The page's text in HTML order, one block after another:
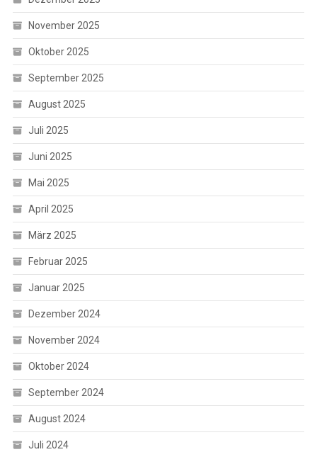
November 2025
Oktober 2025
September 2025
August 2025
Juli 2025
Juni 2025
Mai 2025
April 2025
März 2025
Februar 2025
Januar 2025
Dezember 2024
November 2024
Oktober 2024
September 2024
August 2024
Juli 2024